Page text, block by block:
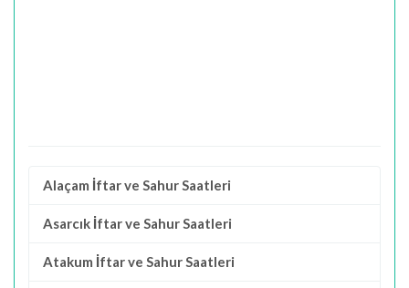
Alaçam İftar ve Sahur Saatleri
Asarcık İftar ve Sahur Saatleri
Atakum İftar ve Sahur Saatleri